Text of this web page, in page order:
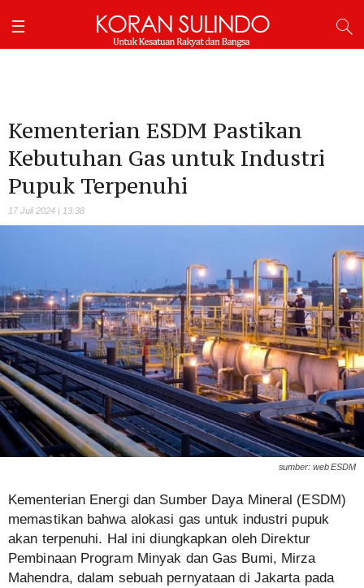
Kementerian ESDM Pastikan
Kebutuhan Gas untuk Industri
Pupuk Terpenuhi
17 Juli 2024 | 13:38
sumber: web ESDM
Kementerian Energi dan Sumber Daya Mineral (ESDM)
memastikan bahwa alokasi gas untuk industri pupuk
akan terpenuhi. Hal ini diungkapkan oleh Direktur
Pembinaan Program Minyak dan Gas Bumi, Mirza
Mahendra, dalam sebuah pernyataan di Jakarta pada